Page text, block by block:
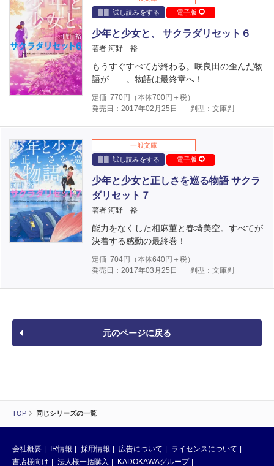
TOP 同じシリーズの一覧
試し読みをする
電子版
少年と少女と、 サクラダリセット６
著者 河野 裕
もうすぐすべてが終わる。咲良田の歪んだ物
語が……。物語は最終章へ！
定価 770円（本体700円＋税）
発売日：2017年02月25日
判型：文庫判
一般文庫
試し読みをする
電子版
少年と少女と正しさを巡る物語 サクラ
ダリセット７
著者 河野 裕
能力をなくした相麻菫と春埼美空。すべてが
決着する感動の最終巻！
定価 704円（本体640円＋税）
発売日：2017年03月25日
判型：文庫判
元のページに戻る
会社概要 IR情報 採用情報 広告について
ライセンスについて
書店様向け
法人様一括購入 KADOKAWAグループ